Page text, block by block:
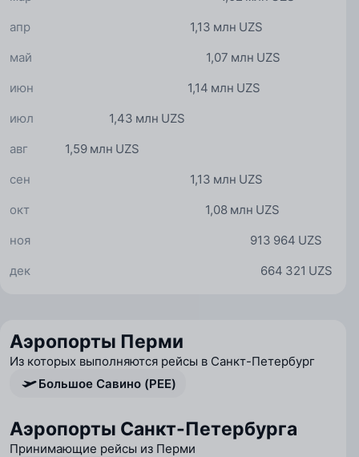
1,13 млн UZS
апр
1,07 млн UZS
май
1,14 млн UZS
июн
1,43 млн UZS
июл
1,59 млн UZS
авг
1,13 млн UZS
сен
1,08 млн UZS
окт
913 964 UZS
ноя
664 321 UZS
дек
Аэропорты Перми
Из которых выполняются рейсы в Санкт-Петербург
Большое Савино (PEE)
Аэропорты Санкт-Петербурга
Принимающие рейсы из Перми